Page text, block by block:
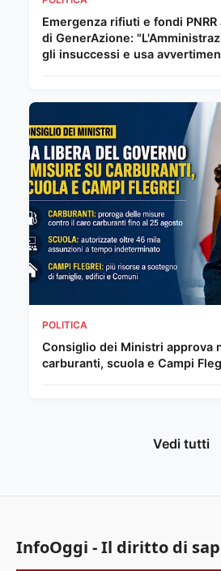
Emergenza rifiuti e fondi PNRR
di GenerAzione:
gli insuccessi e usa
POLITICA
Consiglio dei Ministri approva
carburanti, scuola e Campi
Vedi tutti
InfoOggi - Il diritto di